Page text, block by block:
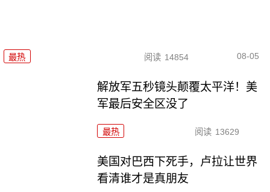
最热 阅读 14854 08-05
解放军五秒镜头颠覆太平洋！美
军最后安全区没了
最热 阅读 13629
美国对巴西下死手，卢拉让世界
看清谁才是真朋友